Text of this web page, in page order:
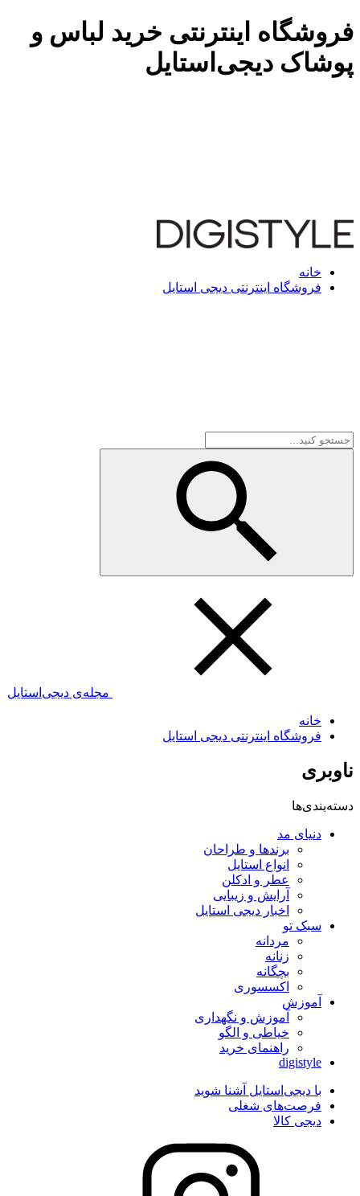
فروشگاه اینترنتی خرید لباس و
پوشاک دیجی‌استایل
خانه
فروشگاه اینترنتی دیجی استایل
مجله‌ی دیجی‌استایل
خانه
فروشگاه اینترنتی دیجی استایل
ناوبری
دسته‌بندی‌ها
دنیای مد
برندها و طراحان
انواع استایل
عطر و ادکلن
آرایش و زیبایی
اخبار دیجی استایل
سبک تو
مردانه
زنانه
بچگانه
اکسسوری
آموزش
آموزش و نگهداری
خیاطی و الگو
راهنمای خرید
digistyle
با دیجی‌استایل آشنا شوید
فرصت‌های شغلی
دیجی کالا